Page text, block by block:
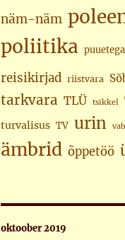
näm-näm
poliitika
reisikirjad riistvara
tarkvara TLÜ tsikkel
turvalisus TV urin
ämbrid õppetöö
oktoober 2019